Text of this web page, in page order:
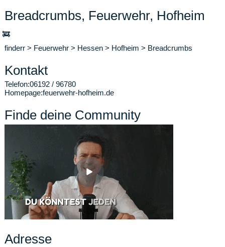
Breadcrumbs, Feuerwehr, Hofheim
🚒
finderr > Feuerwehr > Hessen > Hofheim > Breadcrumbs
Kontakt
Telefon:06192 / 96780
Homepage:feuerwehr-hofheim.de
Finde deine Community
Adresse